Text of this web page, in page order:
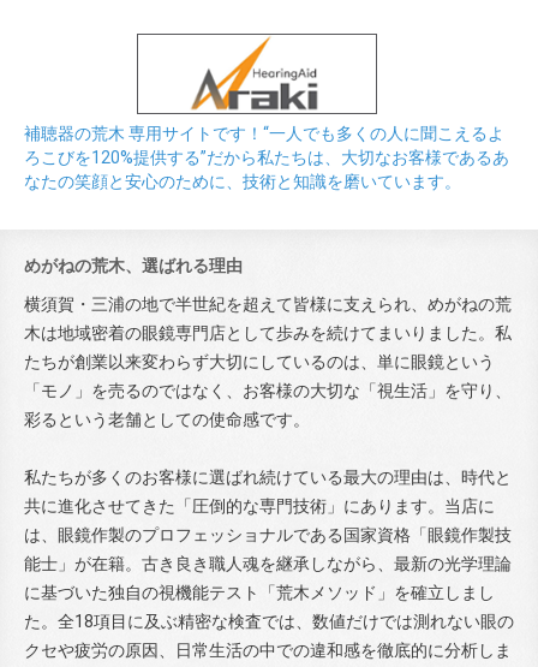
補聴器の荒木 専用サイトです！“一人でも多くの人に聞こえるよ
ろこびを120%提供する”だから私たちは、大切なお客様であるあ
なたの笑顔と安心のために、技術と知識を磨いています。
めがねの荒木、選ばれる理由
横須賀・三浦の地で半世紀を超えて皆様に支えられ、めがねの荒
木は地域密着の眼鏡専門店として歩みを続けてまいりました。私
たちが創業以来変わらず大切にしているのは、単に眼鏡という
「モノ」を売るのではなく、お客様の大切な「視生活」を守り、
彩るという老舗としての使命感です。
私たちが多くのお客様に選ばれ続けている最大の理由は、時代と
共に進化させてきた「圧倒的な専門技術」にあります。当店に
は、眼鏡作製のプロフェッショナルである国家資格「眼鏡作製技
能士」が在籍。古き良き職人魂を継承しながら、最新の光学理論
に基づいた独自の視機能テスト「荒木メソッド」を確立しまし
た。全18項目に及ぶ精密な検査では、数値だけでは測れない眼の
クセや疲労の原因、日常生活の中での違和感を徹底的に分析しま